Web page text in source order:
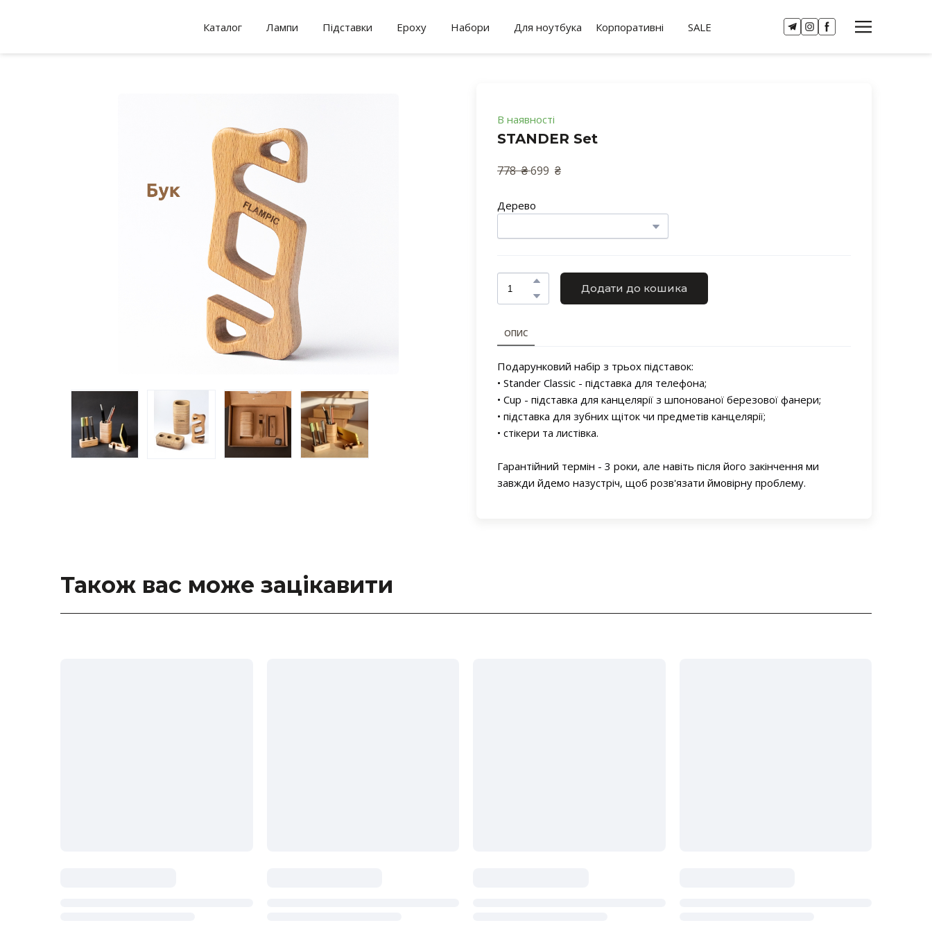
Каталог Лампи Підставки Epoxy Набори Для ноутбука Корпоративні SALE
В наявності
STANDER Set
778  ₴ 699  ₴
Дерево
Додати до кошика
ОПИС
Подарунковий набір з трьох підставок:
• Stander Classic - підставка для телефона;
• Cup - підставка для канцелярії з шпонованої березової фанери;
• підставка для зубних щіток чи предметів канцелярії;
• стікери та листівка.
Гарантійний термін - 3 роки, але навіть після його закінчення ми
завжди йдемо назустріч, щоб розв'язати ймовірну проблему.
Також вас може зацікавити